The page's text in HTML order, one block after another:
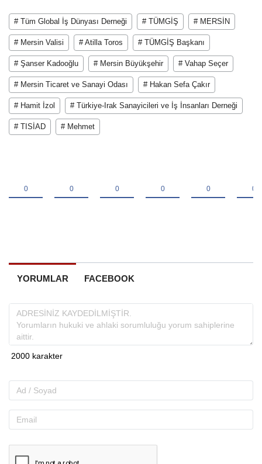
# Tüm Global İş Dünyası Derneği # TÜMGİŞ # MERSİN
# Mersin Valisi # Atilla Toros # TÜMGİŞ Başkanı
# Şanser Kadooğlu # Mersin Büyükşehir # Vahap Seçer
# Mersin Ticaret ve Sanayi Odası # Hakan Sefa Çakır
# Hamit İzol # Türkiye-Irak Sanayicileri ve İş İnsanları Derneği
# TISİAD # Mehmet
YORUMLAR FACEBOOK